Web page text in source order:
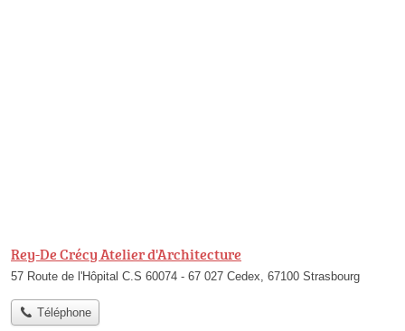
Rey-De Crécy Atelier d'Architecture
57 Route de l'Hôpital C.S 60074 - 67 027 Cedex, 67100 Strasbourg
Téléphone